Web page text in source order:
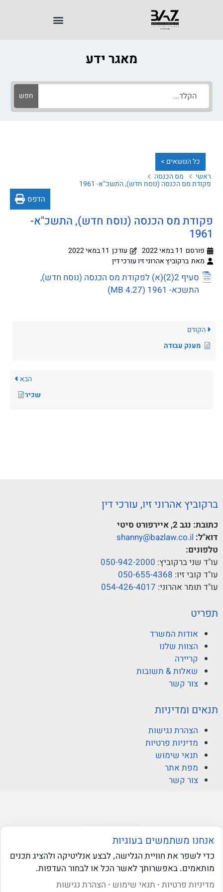
מאגר ידע
חפש
כל הנושאים >
ראשי
מס הכנסה
פקודת מס הכנסה (נוסח חדש), התשכ"א- 1961
הדפס
פקודת מס הכנסה (נוסח חדש), התשכ"א-
1961
פורסם 11 במאי 2022 עודכן 11 במאי 2022
מאת ברקוביץ אהרוני זיו עורכי דין
סעיף 2(2)(א) לפקודת מס הכנסה (נוסח חדש),
התשכא- 1961
הקודם
מענק עבודה
הבא
שכיר
ברקוביץ אהרוני זיו, עורכי דין
כתובת: נגב 2, איירפורט סיטי
דוא"ל: shanny@bazlaw.co.il
טלפונים:
עו"ד שני ברקוביץ: 050-942-2000
עו"ד קובי זיו: 050-655-4368
עו"ד תומר אהרוני: 054-426-4017
תפריט
אודות המשרד
הצוות שלנו
קריירה
שאלות & תשובות
צור קשר
תנאים ומדיניות
הצהרת נגישות
מדיניות פרטיות
תנאי שימוש
מפת אתר
צור קשר
© ברקוביץ אהרוני זיו
אנחנו משתמשים בעוגיות
כדי לשפר את חוויית הגלישה, לבצע אנליטיקה ולהציג תכנים
מותאמים. באפשרותך לאשר הכל או לבחור העדפות.
מדיניות פרטיות · תנאי שימוש · הצהרת נגישות